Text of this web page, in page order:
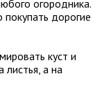
огородника.
дорогие
куст и
листья, а на